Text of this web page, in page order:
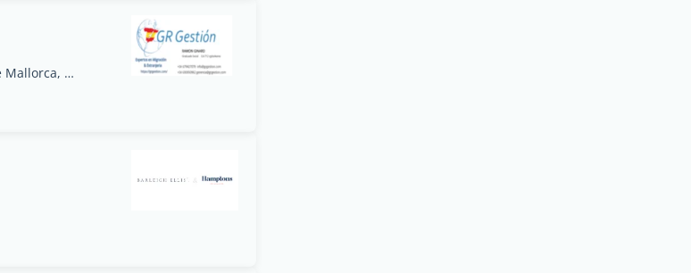
Mimoses, 14 07193 Palmanyola Bunyola ESPA&#209;A, Palma de Mallorca, Islas Baleares - España